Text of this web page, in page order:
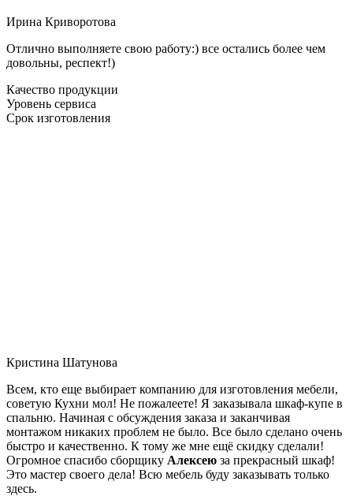
Ирина Криворотова
Отлично выполняете свою работу:) все остались более чем
довольны, респект!)
Качество продукции
Уровень сервиса
Срок изготовления
Кристина Шатунова
Всем, кто еще выбирает компанию для изготовления мебели,
советую Кухни мол! Не пожалеете! Я заказывала шкаф-купе в
спальню. Начиная с обсуждения заказа и заканчивая
монтажом никаких проблем не было. Все было сделано очень
быстро и качественно. К тому же мне ещё скидку сделали!
Огромное спасибо сборщику Алексею за прекрасный шкаф!
Это мастер своего дела! Всю мебель буду заказывать только
здесь.